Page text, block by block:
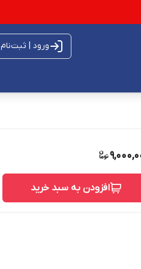
ورود | ثبت‌نام
افزودن به سبد خرید